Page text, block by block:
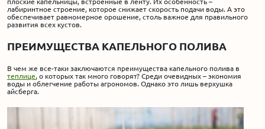
лабиринтное строение, которое снижает скорость подачи воды. А это
обеспечивает равномерное орошение, столь важное для правильного
развития всех кустов.
ПРЕИМУЩЕСТВА КАПЕЛЬНОГО ПОЛИВА
В чем же все-таки заключаются преимущества капельного полива в
теплице, о которых так много говорят? Среди очевидных – экономия
воды и облегчение работы агрономов. Однако это лишь верхушка
айсберга.